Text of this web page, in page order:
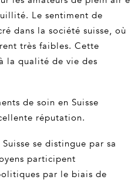
Le sentiment de
dans la société suisse, où
très faibles. Cette
la qualité de vie des
de soin en Suisse
réputation.
se distingue par sa
participent
par le biais de